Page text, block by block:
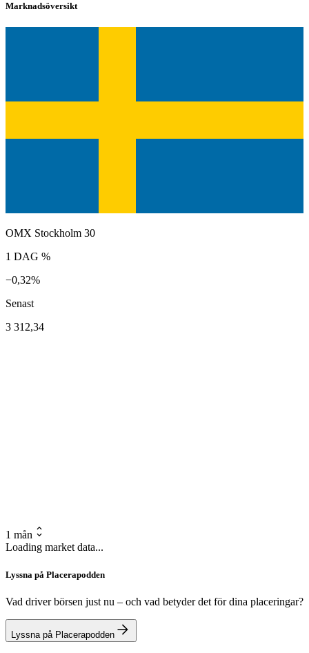
Marknadsöversikt
OMX Stockholm 30
1 DAG %
−0,32%
Senast
3 312,34
1 mån
Loading market data...
Lyssna på Placerapodden
Vad driver börsen just nu – och vad betyder det för dina placeringar?
Lyssna på Placerapodden